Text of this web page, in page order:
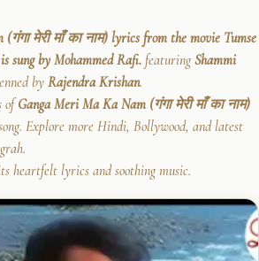
मेरी माँ का नाम) lyrics from the movie Tumse
sung by Mohammed Rafi. featuringShammi
by Rajendra Krishan.
ofGanga Meri Ma Ka Nam (गंगा मेरी माँ का नाम)
Explore more Hindi, Bollywood, and latest
heartfelt lyrics and soothing music.